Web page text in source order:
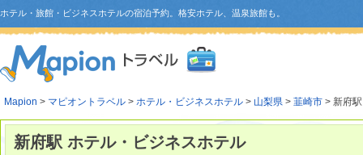
ホテル・旅館・ビジネスホテルの宿泊予約。格安ホテル、温泉旅館も。
Mapion > マピオントラベル > ホテル・ビジネスホテル > 山梨県 > 韮崎市 > 新府駅
新府駅 ホテル・ビジネスホテル